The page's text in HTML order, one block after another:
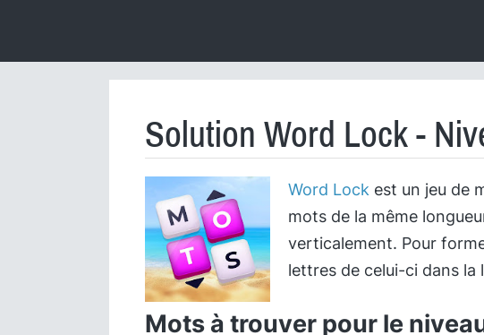
Solution Word Lock -
Word Lock est un jeu de
mots de la même
verticalement. Pour
lettres de celui-ci dans la
Mots à trouver pour le